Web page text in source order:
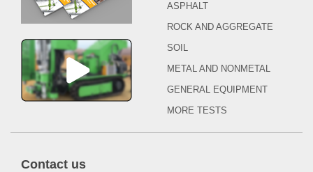
ASPHALT
ROCK AND AGGREGATE
SOIL
METAL AND NONMETAL
GENERAL EQUIPMENT
MORE TESTS
Contact us